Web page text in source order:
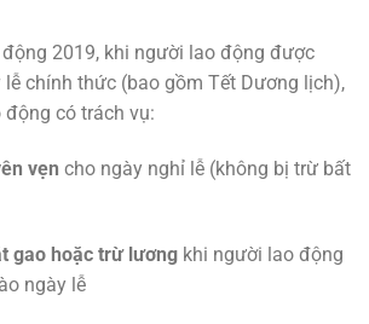
2019, khi người lao động được
lễ chính thức (bao gồm Tết Dương lịch),
có trách vụ:
vẹn cho ngày nghỉ lễ (không bị trừ bất
gao hoặc trừ lươngkhi người lao động
ngày lễ